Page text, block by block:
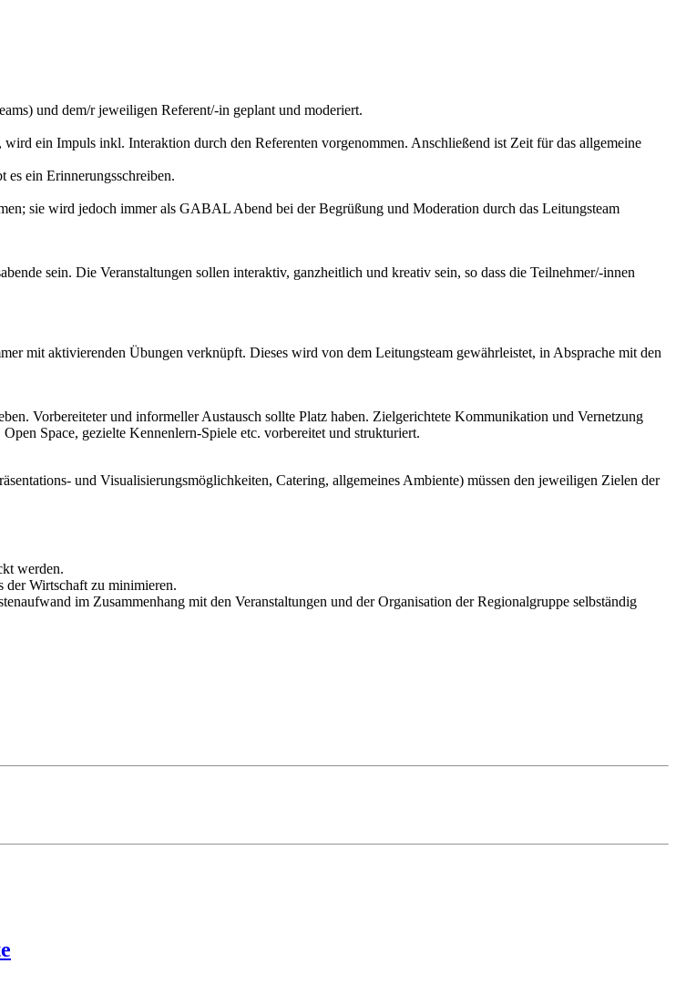
und dem/r jeweiligen Referent/-in geplant und moderiert.
ein Impuls inkl. Interaktion durch den Referenten vorgenommen. Anschließend ist Zeit für das allgemeine
ein Erinnerungsschreiben.
sie wird jedoch immer als GABAL Abend bei der Begrüßung und Moderation durch das Leitungsteam
sein. Die Veranstaltungen sollen interaktiv, ganzheitlich und kreativ sein, so dass die Teilnehmer/-innen
mit aktivierenden Übungen verknüpft. Dieses wird von dem Leitungsteam gewährleistet, in Absprache mit den
Vorbereiteter und informeller Austausch sollte Platz haben. Zielgerichtete Kommunikation und Vernetzung
Space, gezielte Kennenlern-Spiele etc. vorbereitet und strukturiert.
und Visualisierungsmöglichkeiten, Catering, allgemeines Ambiente) müssen den jeweiligen Zielen der
werden.
der Wirtschaft zu minimieren.
im Zusammenhang mit den Veranstaltungen und der Organisation der Regionalgruppe selbständig